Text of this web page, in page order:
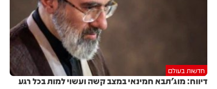
חדשות בעולם
דיווח: מוג'תבא חמינאי במצב קשה ועשוי למות בכל רגע